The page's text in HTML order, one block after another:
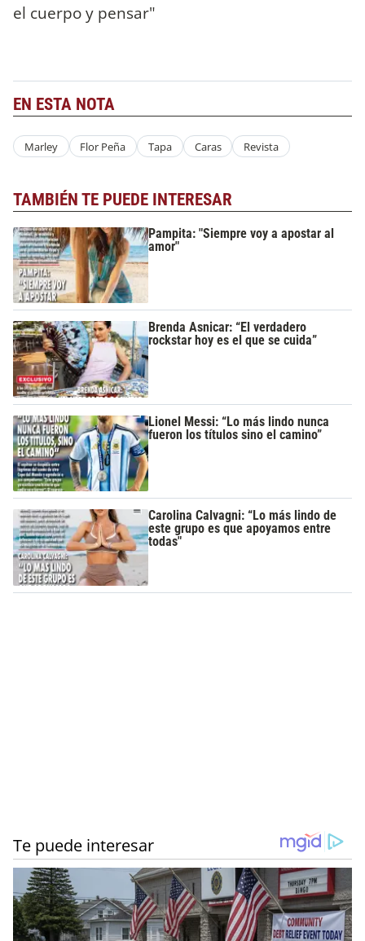
el cuerpo y pensar"
EN ESTA NOTA
Marley Flor Peña Tapa Caras Revista
TAMBIÉN TE PUEDE INTERESAR
Pampita: "Siempre voy a apostar al
amor"
Brenda Asnicar: “El verdadero
rockstar hoy es el que se cuida”
Lionel Messi: “Lo más lindo nunca
fueron los títulos sino el camino”
Carolina Calvagni: “Lo más lindo de
este grupo es que apoyamos entre
todas"